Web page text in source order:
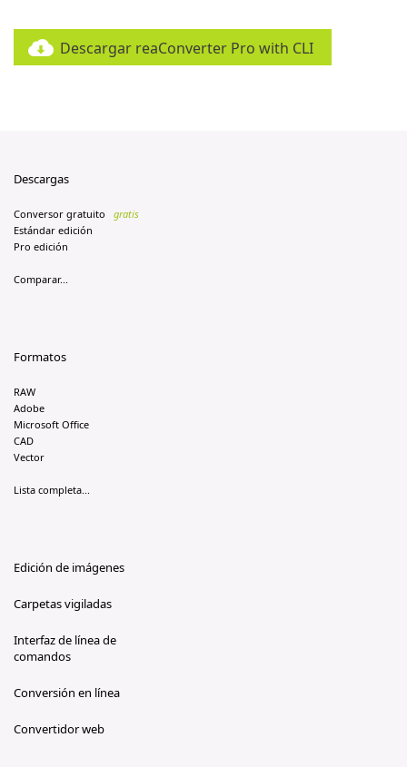
Descargar reaConverter Pro with CLI
Descargas
Conversor gratuito
gratis
Estándar edición
Pro edición
Comparar...
Formatos
RAW
Adobe
Microsoft Office
CAD
Vector
Lista completa...
Edición de imágenes
Carpetas vigiladas
Interfaz de línea de
comandos
Conversión en línea
Convertidor web